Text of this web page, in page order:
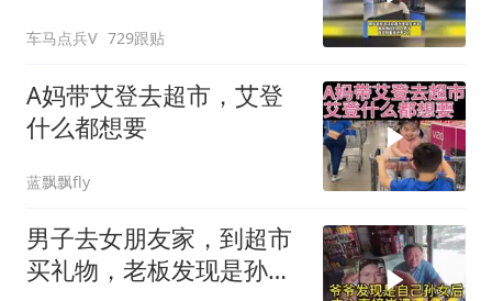
车马点兵V 729跟贴
A妈带艾登去超市，艾登
什么都想要
蓝飘飘fly
男子去女朋友家，到超市
买礼物，老板发现是孙女